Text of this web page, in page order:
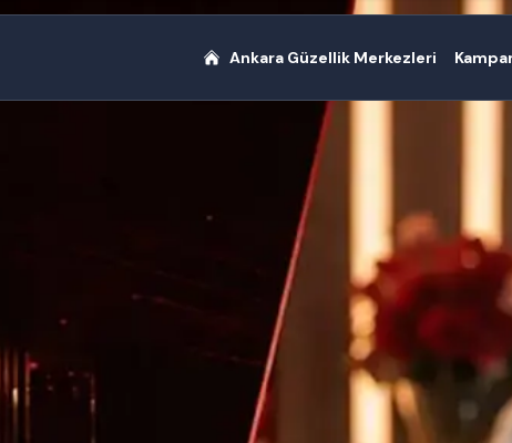
Ankara Güzellik Merkezleri